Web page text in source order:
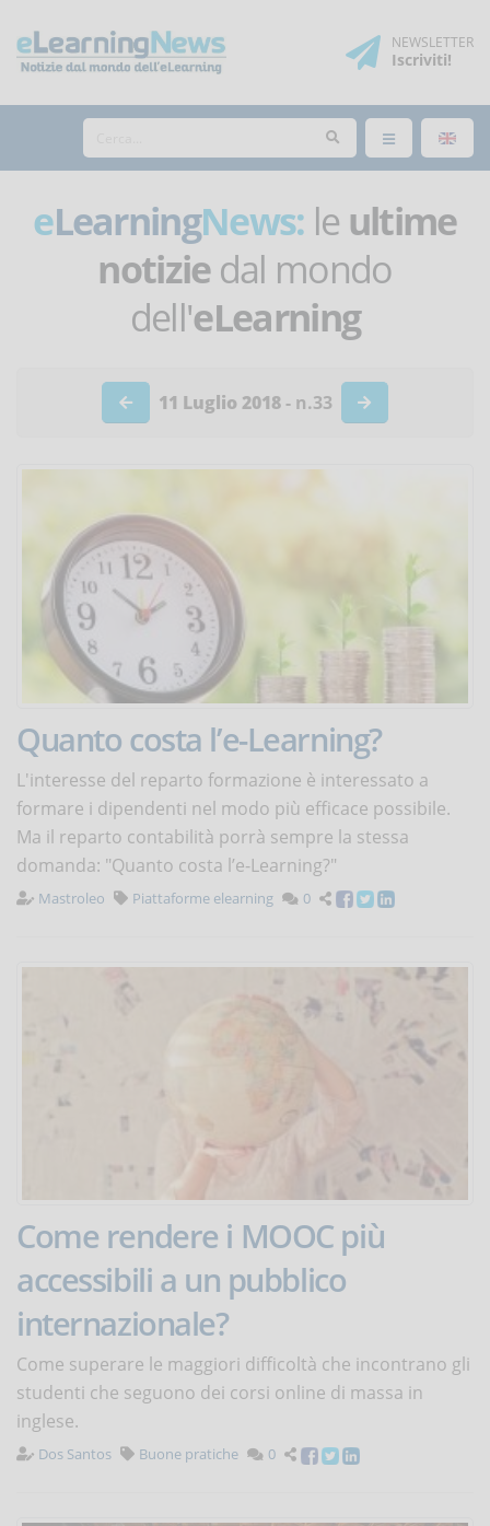
NEWSLETTER
Iscriviti!
eLearningNews: le ultime
notiziedal mondo
dell'eLearning
11 Luglio 2018- n.33
Quanto costa l’e-Learning?
L'interesse del reparto formazione è interessato a
formare i dipendenti nel modo più efficace possibile.
Ma il reparto contabilità porrà sempre la stessa
domanda: "Quanto costa l’e-Learning?"
Mastroleo Piattaforme elearning 0
Come rendere i MOOC più
accessibili a un pubblico
internazionale?
Come superare le maggiori difficoltà che incontrano gli
studenti che seguono dei corsi online di massa in
inglese.
Dos Santos Buone pratiche 0